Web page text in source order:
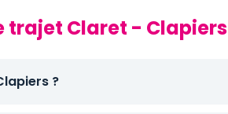
trajet Claret - Clapiers
?